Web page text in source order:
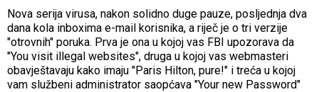
Nova serija virusa, nakon solidno duge pauze, posljednja dva
dana kola inboxima e-mail korisnika, a riječ je o tri verzije
"otrovnih" poruka. Prva je ona u kojoj vas FBI upozorava da
"You visit illegal websites", druga u kojoj vas webmasteri
obavještavaju kako imaju "Paris Hilton, pure!" i treća u kojoj
vam službeni administrator saopćava "Your new Password"